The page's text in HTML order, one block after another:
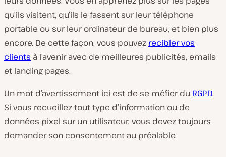
qu’ils visitent, qu’ils le fassent sur leur téléphone
portable ou sur leur ordinateur de bureau, et bien plus
encore. De cette façon, vous pouvez recibler vos
clients à l’avenir avec de meilleures publicités, emails
et landing pages.
Un mot d’avertissement ici est de se méfier du RGPD.
Si vous recueillez tout type d’information ou de
données pixel sur un utilisateur, vous devez toujours
demander son consentement au préalable.